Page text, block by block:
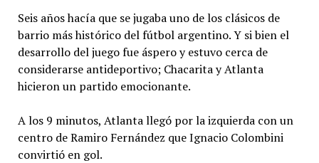
Seis años hacía que se jugaba uno de los clásicos de
barrio más histórico del fútbol argentino. Y si bien el
desarrollo del juego fue áspero y estuvo cerca de
considerarse antideportivo; Chacarita y Atlanta
hicieron un partido emocionante.
A los 9 minutos, Atlanta llegó por la izquierda con un
centro de Ramiro Fernández que Ignacio Colombini
convirtió en gol.